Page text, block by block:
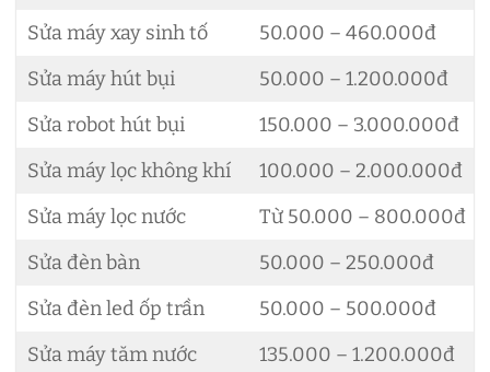
Sửa máy xay sinh tố
50.000 – 460.000đ
Sửa máy hút bụi
50.000 – 1.200.000đ
Sửa robot hút bụi
150.000 – 3.000.000đ
Sửa máy lọc không khí
100.000 – 2.000.000đ
Sửa máy lọc nước
Từ 50.000 – 800.000đ
Sửa đèn bàn
50.000 – 250.000đ
Sửa đèn led ốp trần
50.000 – 500.000đ
Sửa máy tăm nước
135.000 – 1.200.000đ